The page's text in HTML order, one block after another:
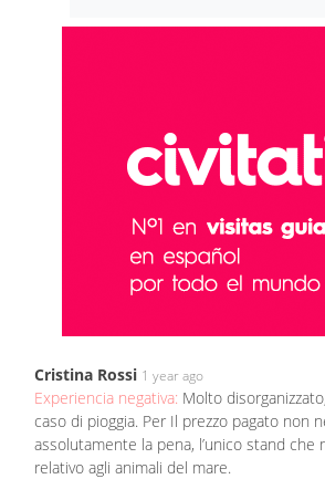
Cristina Rossi 1 year ago
Experiencia negativa: Molto
caso di pioggia. Per Il prezzo pagato non
assolutamente la pena, l’unico stand che
relativo agli animali del mare.